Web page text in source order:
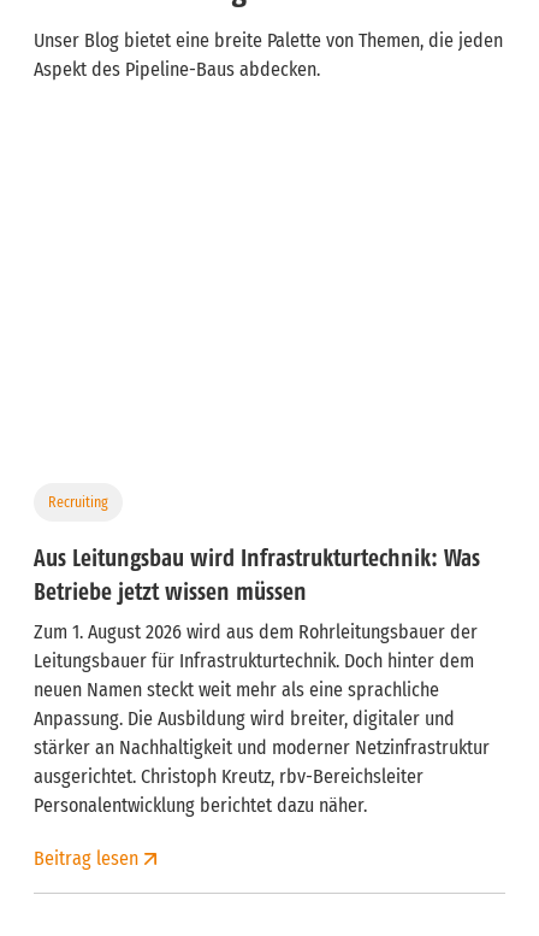
Unser Blog bietet eine breite Palette von Themen, die jeden
Aspekt des Pipeline-Baus abdecken.
Recruiting
Aus Leitungsbau wird Infrastrukturtechnik: Was
Betriebe jetzt wissen müssen
Zum 1. August 2026 wird aus dem Rohrleitungsbauer der
Leitungsbauer für Infrastrukturtechnik. Doch hinter dem
neuen Namen steckt weit mehr als eine sprachliche
Anpassung. Die Ausbildung wird breiter, digitaler und
stärker an Nachhaltigkeit und moderner Netzinfrastruktur
ausgerichtet. Christoph Kreutz, rbv-Bereichsleiter
Personalentwicklung berichtet dazu näher.
Beitrag lesen